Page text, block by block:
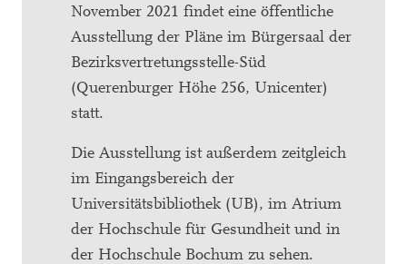
November 2021 findet eine öffentliche
Ausstellung der Pläne im Bürgersaal der
Bezirksvertretungsstelle-Süd
(Querenburger Höhe 256, Unicenter)
statt.
Die Ausstellung ist außerdem zeitgleich
im Eingangsbereich der
Universitätsbibliothek (UB), im Atrium
der Hochschule für Gesundheit und in
der Hochschule Bochum zu sehen.